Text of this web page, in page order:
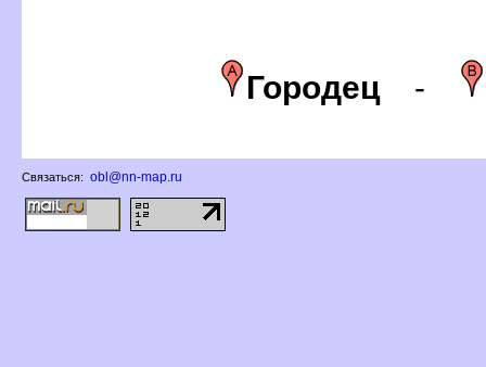
Городец-
Связаться: obl@nn-map.ru